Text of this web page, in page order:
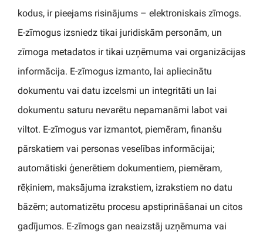
kodus, ir pieejams risinājums – elektroniskais zīmogs.
E-zīmogus izsniedz tikai juridiskām personām, un
zīmoga metadatos ir tikai uzņēmuma vai organizācijas
informācija. E-zīmogus izmanto, lai apliecinātu
dokumentu vai datu izcelsmi un integritāti un lai
dokumentu saturu nevarētu nepamanāmi labot vai
viltot. E-zīmogus var izmantot, piemēram, finanšu
pārskatiem vai personas veselības informācijai;
automātiski ģenerētiem dokumentiem, piemēram,
rēķiniem, maksājuma izrakstiem, izrakstiem no datu
bāzēm; automatizētu procesu apstiprināšanai un citos
gadījumos. E-zīmogs gan neaizstāj uzņēmuma vai